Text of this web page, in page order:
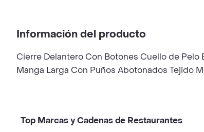
Información del producto
Cierre Delantero Con Botones Cuello de Pelo
Manga Larga Con Puños Abotonados Tejido
Top Marcas y Cadenas de Restaurantes